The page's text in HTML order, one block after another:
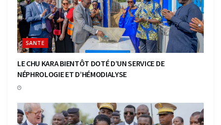
SANTE
LE CHU KARA BIENTÔT DOTÉ D’UN SERVICE DE
NÉPHROLOGIE ET D’HÉMODIALYSE